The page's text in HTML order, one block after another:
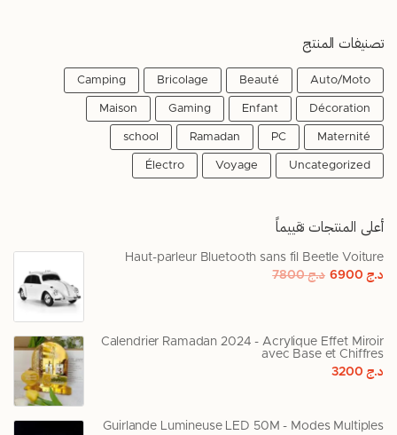
تصنيفات المنتج
Auto/Moto
Beauté
Bricolage
Camping
Décoration
Enfant
Gaming
Maison
Maternité
PC
Ramadan
school
Uncategorized
Voyage
Électro
أعلى المنتجات تقييماً
Haut-parleur Bluetooth sans fil Beetle Voiture
د.ج6900 د.ج7800
Calendrier Ramadan 2024 - Acrylique Effet Miroir
avec Base et Chiffres
د.ج3200
Guirlande Lumineuse LED 50M - Modes Multiples